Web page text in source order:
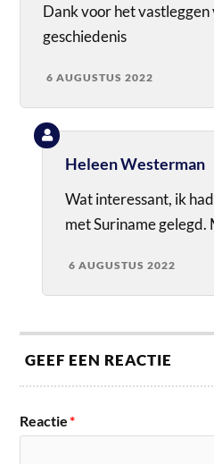
Dank voor het
geschiedenis
6 AUGUSTUS 2022
Heleen Westerman
Wat interessant, ik
met Suriname
6 AUGUSTUS 2022
GEEF EEN REACTIE
Reactie*